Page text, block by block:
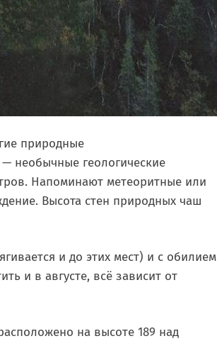
природные
необычные геологические
Напоминают метеоритные или
Высота стен природных чаш
и до этих мест) и с обилием
и в августе, всё зависит от
на высоте 189 над